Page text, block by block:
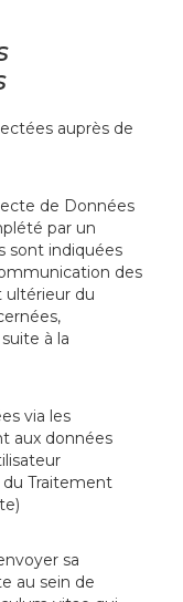
auprès de
de Données
par un
sont indiquées
des
ultérieur du
à la
via les
aux données
Traitement
sa
au sein de